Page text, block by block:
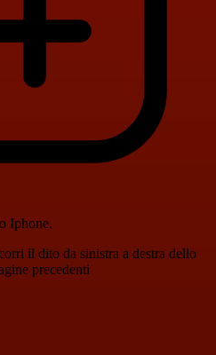
Iphone.
il dito da sinistra a destra dello
precedenti